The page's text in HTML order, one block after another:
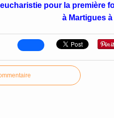
pour la première
à Martigues à